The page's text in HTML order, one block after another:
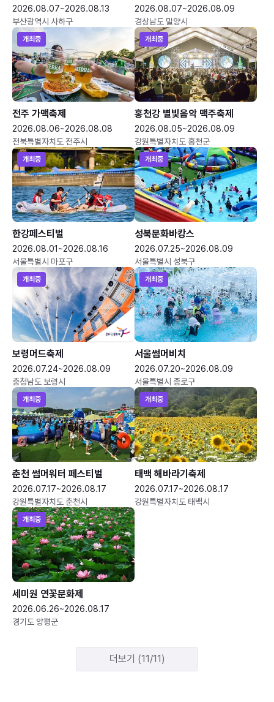
2026.08.07~2026.08.13
부산광역시 사하구
2026.08.07~2026.08.09
경상남도 밀양시
개최중
전주 가맥축제
2026.08.06~2026.08.08
전북특별자치도 전주시
개최중
홍천강 별빛음악 맥주축제
2026.08.05~2026.08.09
강원특별자치도 홍천군
개최중
한강페스티벌
2026.08.01~2026.08.16
서울특별시 마포구
개최중
성북문화바캉스
2026.07.25~2026.08.09
서울특별시 성북구
개최중
보령머드축제
2026.07.24~2026.08.09
충청남도 보령시
개최중
서울썸머비치
2026.07.20~2026.08.09
서울특별시 종로구
개최중
춘천 썸머워터 페스티벌
2026.07.17~2026.08.17
강원특별자치도 춘천시
개최중
태백 해바라기축제
2026.07.17~2026.08.17
강원특별자치도 태백시
개최중
세미원 연꽃문화제
2026.06.26~2026.08.17
경기도 양평군
더보기 (11/11)